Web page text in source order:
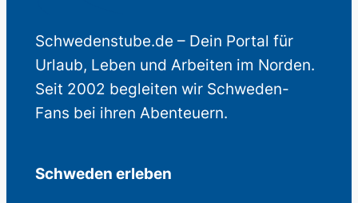
Schwedenstube.de – Dein Portal für
Urlaub, Leben und Arbeiten im Norden.
Seit 2002 begleiten wir Schweden-
Fans bei ihren Abenteuern.
Schweden erleben